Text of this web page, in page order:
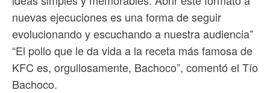
nuevas ejecuciones es una forma de seguir
evolucionando y escuchando a nuestra audiencia”
“El pollo que le da vida a la receta más famosa de
KFC es, orgullosamente, Bachoco”, comentó el Tío
Bachoco.